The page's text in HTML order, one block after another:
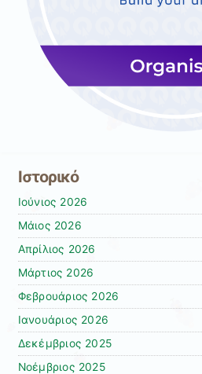
Ιστορικό
Ιούνιος 2026
Μάιος 2026
Απρίλιος 2026
Μάρτιος 2026
Φεβρουάριος 2026
Ιανουάριος 2026
Δεκέμβριος 2025
Νοέμβριος 2025